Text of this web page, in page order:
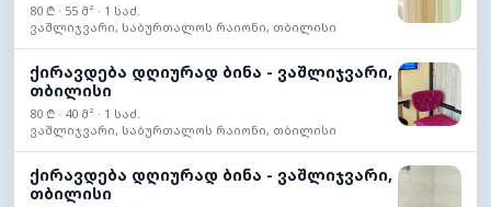
80 ₾ · 55 მ² · 1 საძ.
ვაშლიჯვარი, საბურთალოს რაიონი, თბილისი
ქირავდება დღიურად ბინა - ვაშლიჯვარი,
თბილისი
80 ₾ · 40 მ² · 1 საძ.
ვაშლიჯვარი, საბურთალოს რაიონი, თბილისი
ქირავდება დღიურად ბინა - ვაშლიჯვარი,
თბილისი